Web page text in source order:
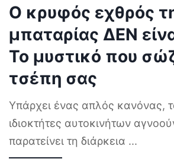
Ο κρυφός εχθρός
μπαταρίας ΔΕΝ
Το μυστικό που
τσέπη σας
Υπάρχει ένας απλός κανόνας,
ιδιοκτήτες αυτοκινήτων
παρατείνει τη διάρκεια ...